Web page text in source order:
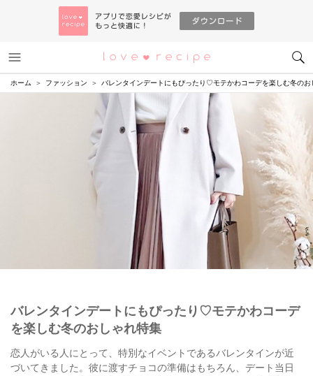
恋愛レシピ
ホーム ファッション バレンタインデートにもぴったり♡モテかわコーデを楽しむ冬のお
バレンタインデートにもぴったり♡モテかわコーデ
を楽しむ冬のおしゃれ特集
恋人がいる人にとって、特別なイベントであるバレンタインが近
づいてきました。彼に渡すチョコの準備はもちろん、デート当日